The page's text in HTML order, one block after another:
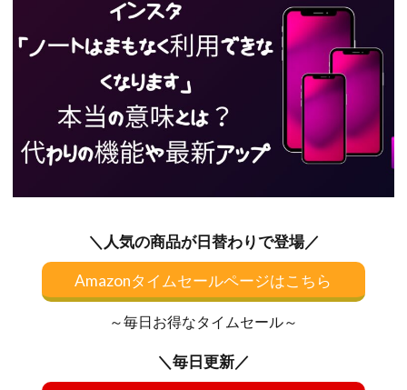
＼人気の商品が日替わりで登場／
Amazonタイムセールページはこちら
～毎日お得なタイムセール～
＼毎日更新／